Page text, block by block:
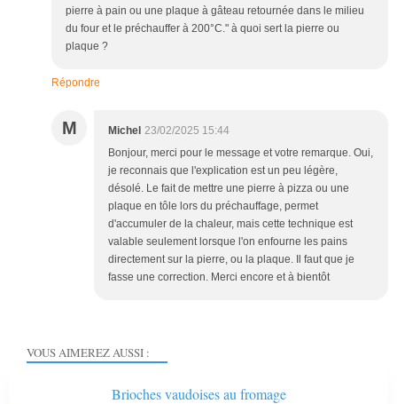
pierre à pain ou une plaque à gâteau retournée dans le milieu
du four et le préchauffer à 200°C." à quoi sert la pierre ou
plaque ?
Répondre
M Michel 23/02/2025 15:44
Bonjour, merci pour le message et votre remarque. Oui,
je reconnais que l'explication est un peu légère,
désolé. Le fait de mettre une pierre à pizza ou une
plaque en tôle lors du préchauffage, permet
d'accumuler de la chaleur, mais cette technique est
valable seulement lorsque l'on enfourne les pains
directement sur la pierre, ou la plaque. Il faut que je
fasse une correction. Merci encore et à bientôt
VOUS AIMEREZ AUSSI :
Brioches vaudoises au fromage